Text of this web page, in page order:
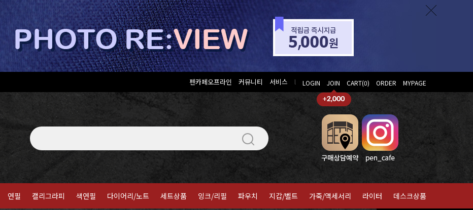
펜카페오프라인 커뮤니티 서비스 l LOGIN JOIN CART(0) ORDER MYPAGE
연필 캘리그라피 색연필 다이어리/노트 세트상품 잉크/리필 파우치 지갑/벨트 가죽/액세서리 라이터 데스크상품